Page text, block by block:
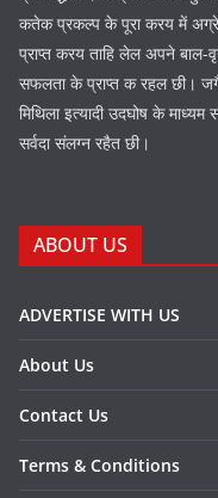
कतेक प्रकल्प के पूरा करय में
प्राप्त करय ताहि लेल अपने बाल-
सफलता के प्राप्त क रहल छी।
मिथिला इत्यादी उदघोष के
सर्वदा संलग्न रहैत छी।
ABOUT US
ADVERTISE WITH US
About Us
Contact Us
Terms & Conditions